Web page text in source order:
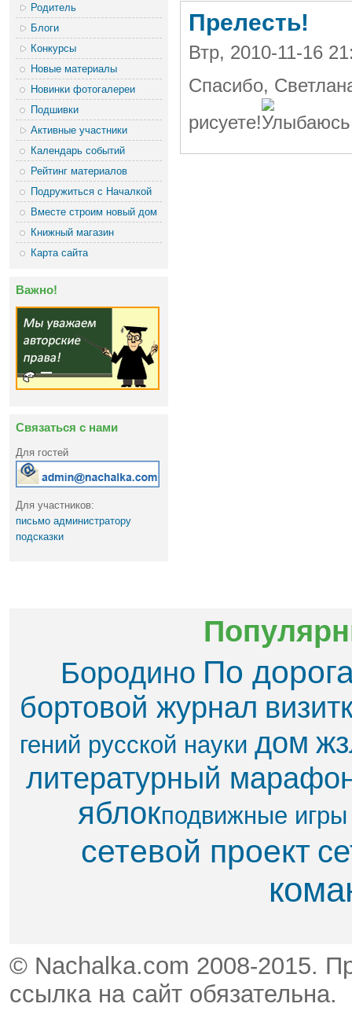
Родитель
Блоги
Конкурсы
Новые материалы
Новинки фотогалереи
Подшивки
Активные участники
Календарь событий
Рейтинг материалов
Подружиться с Началкой
Вместе строим новый дом
Книжный магазин
Карта сайта
Важно!
Связаться с нами
Для гостей
Для участников:
письмо администратору
подсказки
Прелесть!
Втр, 2010-11-16
Спасибо,
рисуете!
Бородино По
бортовой журнал
гений русской науки дом
литературный
яблок​подвижные игры
сетевой проект
© Nachalka.com 2008-2015.
ссылка на сайт обязательна.